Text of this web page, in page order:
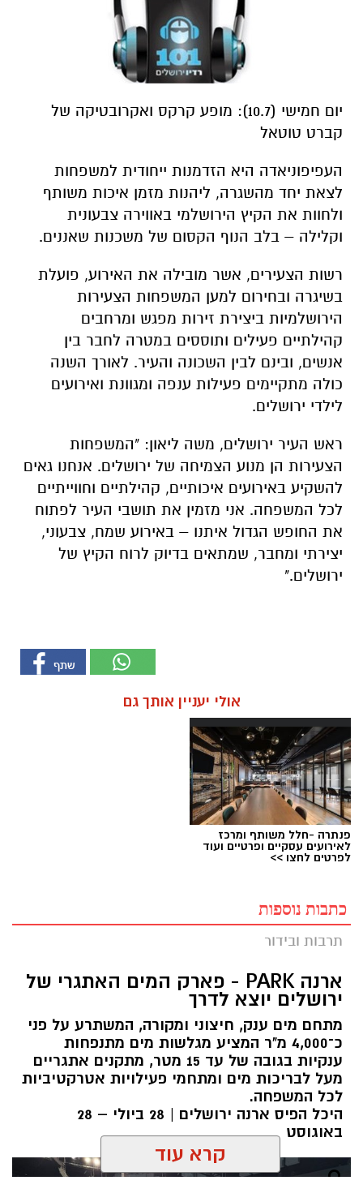
יום חמישי (10.7): מופע קרקס ואקרובטיקה של
קברט טוטאל
העפיפוניאדה היא הזדמנות ייחודית למשפחות
לצאת יחד מהשגרה, ליהנות מזמן איכות משותף
ולחוות את הקיץ הירושלמי באווירה צבעונית
וקלילה – בלב הנוף הקסום של משכנות שאננים.
רשות הצעירים, אשר מובילה את האירוע, פועלת
בשיגרה ובחירום למען המשפחות הצעירות
הירושלמיות ביצירת זירות מפגש ומרחבים
קהילתיים פעילים ותוססים במטרה לחבר בין
אנשים, ובינם לבין השכונה והעיר. לאורך השנה
כולה מתקיימים פעילות ענפה ומגוונת ואירועים
לילדי ירושלים.
ראש העיר ירושלים, משה ליאון: "המשפחות
הצעירות הן מנוע הצמיחה של ירושלים. אנחנו גאים
להשקיע באירועים איכותיים, קהילתיים וחווייתיים
לכל המשפחה. אני מזמין את תושבי העיר לפתוח
את החופש הגדול איתנו – באירוע שמח, צבעוני,
יצירתי ומחבר, שמתאים בדיוק לרוח הקיץ של
ירושלים."
אולי יעניין אותך גם
פנתרה -חלל משותף ומרכז
לאירועים עסקיים ופרטיים ועוד
לפרטים לחצו >>
כתבות נוספות
תרבות ובידור
ארנה PARK - פארק המים האתגרי של
ירושלים יוצא לדרך
מתחם מים ענק, חיצוני ומקורה, המשתרע על פני
כ־4,000 מ"ר המציע מגלשות מים מתנפחות
ענקיות בגובה של עד 15 מטר, מתקנים אתגריים
מעל לבריכות מים ומתחמי פעילויות אטרקטיביות
לכל המשפחה.
היכל הפיס ארנה ירושלים | 28 ביולי – 28
באוגוסט
קרא עוד